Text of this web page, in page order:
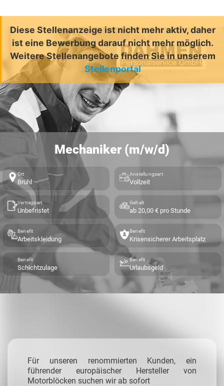
Diese Stellenanzeige ist nicht mehr aktiv, daher
ist eine Bewerbung darauf nicht mehr möglich.
Weitere Stellenangebote finden Sie in unserem
Stellenportal
Mechaniker (m/w/d)
Ort
Brühl
Anstellungsart
Vollzeit
Vertragsart
Unbefristet
Gehalt
ab 20,00 € pro Stunde
Benefit
Arbeitskleidung
Benefit
Krisensicherer Arbeitsplatz
Benefit
Schichtzulage
Benefit
Urlaubsgeld
Für unseren renommierten Kunden, ein
führender europäischer Hersteller von
Motorblöcken suchen wir ab sofort